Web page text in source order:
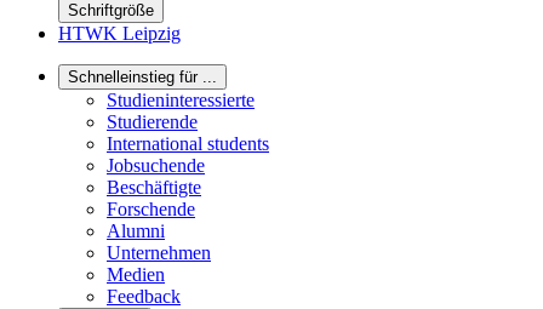
Schriftgröße
HTWK Leipzig
Schnelleinstieg für ...
Studieninteressierte
Studierende
International students
Jobsuchende
Beschäftigte
Forschende
Alumni
Unternehmen
Medien
Feedback